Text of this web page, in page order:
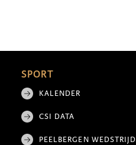
SPORT
KALENDER
CSI DATA
PEELBERGEN WEDSTRIJD